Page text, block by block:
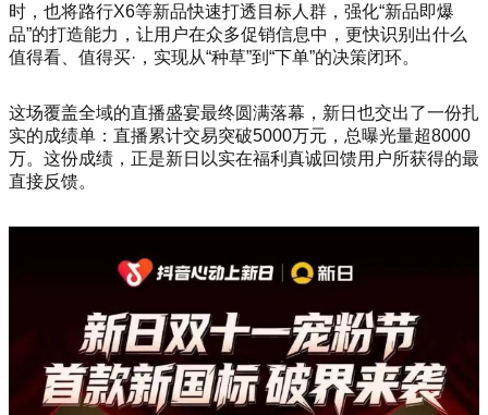
时，也将路行X6等新品快速打透目标人群，强化“新品即爆
品”的打造能力，让用户在众多促销信息中，更快识别出什么
值得看、值得买·，实现从“种草”到“下单”的决策闭环。
这场覆盖全域的直播盛宴最终圆满落幕，新日也交出了一份扎
实的成绩单：直播累计交易突破5000万元，总曝光量超8000
万。这份成绩，正是新日以实在福利真诚回馈用户所获得的最
直接反馈。